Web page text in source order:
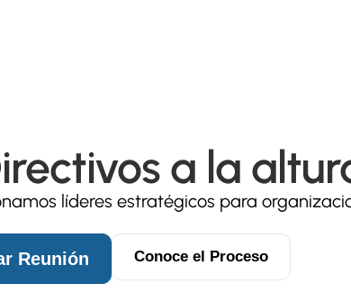
a la
líderes estratégicos para
Reunión Conoce el Proceso